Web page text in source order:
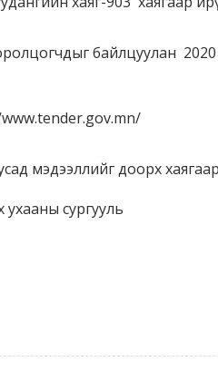
байлцуулан
мэдээллийг доорх
сургууль